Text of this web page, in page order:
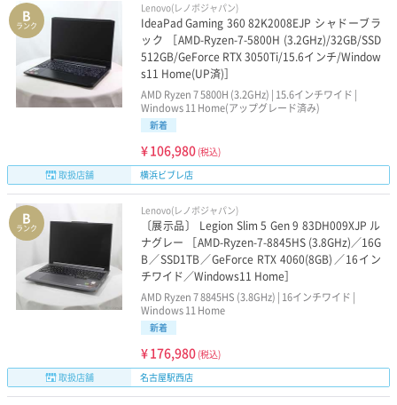
B
ランク
Lenovo(レノボジャパン)
IdeaPad Gaming 360 82K2008EJP シャドーブラ
ック ［AMD-Ryzen-7-5800H (3.2GHz)/32GB/SSD
512GB/GeForce RTX 3050Ti/15.6インチ/Window
s11 Home(UP済)］
AMD Ryzen 7 5800H (3.2GHz) | 15.6インチワイド |
Windows 11 Home(アップグレード済み)
新着
¥106,980 (税込)
取扱店舗
横浜ビブレ店
B
ランク
Lenovo(レノボジャパン)
〔展示品〕 Legion Slim 5 Gen 9 83DH009XJP ル
ナグレー ［AMD-Ryzen-7-8845HS (3.8GHz)／16G
B／SSD1TB／GeForce RTX 4060(8GB)／16イン
チワイド／Windows11 Home］
AMD Ryzen 7 8845HS (3.8GHz) | 16インチワイド |
Windows 11 Home
新着
¥176,980 (税込)
取扱店舗
名古屋駅西店